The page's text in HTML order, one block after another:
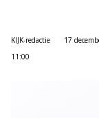
KIJK-redactie
17
11:00